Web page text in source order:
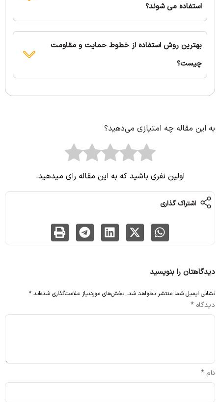
استفاده می شوند؟
بهترین روش استفاده از خطوط حمایت و مقاومت
چیست؟
به این مقاله چه امتیازی می‌دهید؟
اولین نفری باشید که به این مقاله رای میدهید.
اشتراک گذاری
دیدگاهتان را بنویسید
نشانی ایمیل شما منتشر نخواهد شد. بخش‌های موردنیاز علامت‌گذاری شده‌اند *
دیدگاه *
نام *